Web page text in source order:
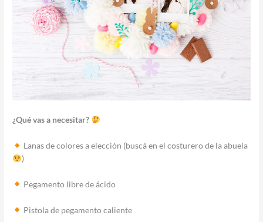
¿Qué vas a necesitar?
Lanas de colores a elección (buscá en el costurero de la abuela
)
Pegamento libre de ácido
Pistola de pegamento caliente